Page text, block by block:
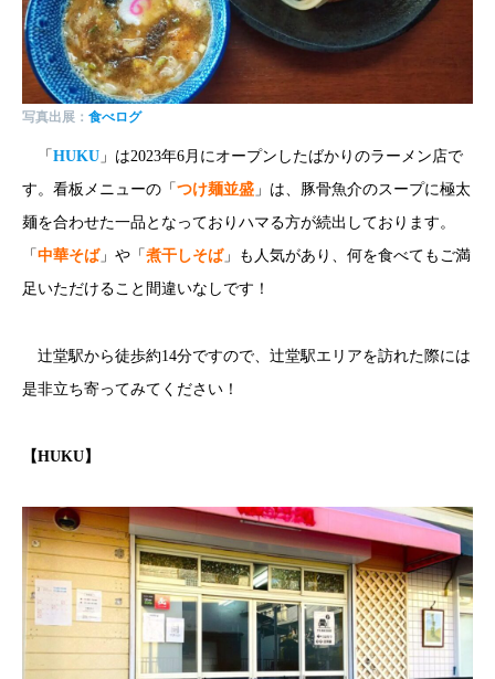
写真出展： 食べログ
「 HUKU 」は2023年6月にオープンしたばかりのラーメン店で
す。看板メニューの「 つけ麺並盛 」は、豚骨魚介のスープに極太
麺を合わせた一品となっておりハマる方が続出しております。
「 中華そば」や「 煮干しそば」も人気があり、何を食べてもご満
足いただけること間違いなしです！
辻堂駅から徒歩約14分ですので、辻堂駅エリアを訪れた際には
是非立ち寄ってみてください！
【HUKU】